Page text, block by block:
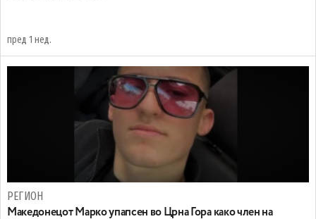
пред 1 нед.
РЕГИОН
Maкедонецот Марко упапсен во Црна Гора како член на